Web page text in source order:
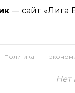
— сайт «Лига
Политика
Нет